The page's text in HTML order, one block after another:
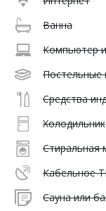
Ванна
Компьютер
Постельные
Средства
Холодильник
Стиральная
Кабельное
Сауна или